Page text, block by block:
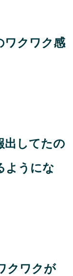
ワクワク感
出してたの
ようにな
クワクが